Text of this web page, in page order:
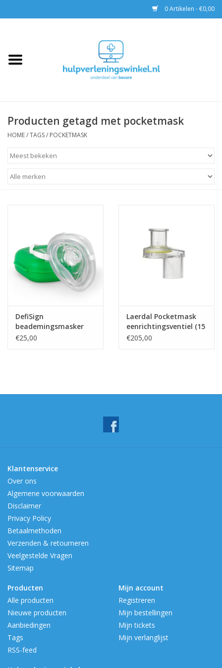
0 Artikelen - €0,00
EHBO
Pax tassen
Producten getagd met pocketmask
HOME/TAGS/ POCKETMASK
DefiSign
beademingsmasker
€25,00
Laerdal Pocketmask
eenrichtingsventiel (15
stuks)
€205,00
Klantenservice
Over ons
Algemene voorwaarden
Disclaimer
Privacy Policy
Betaalmethoden
Verzenden & retourneren
Veelgestelde Vragen
Sitemap
Producten
Alle producten
Nieuwe producten
Aanbiedingen
Tags
RSS-feed
Mijn account
Registreren
Mijn bestellingen
Mijn tickets
Mijn verlanglijst